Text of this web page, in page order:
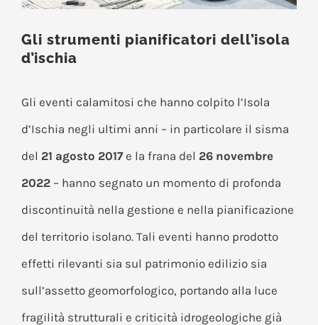
Gli strumenti pianificatori dell’isola
d’ischia
Gli eventi calamitosi che hanno colpito l’Isola
d’Ischia negli ultimi anni – in particolare il sisma
del 21 agosto 2017e la frana del 26 novembre
2022– hanno segnato un momento di profonda
discontinuità nella gestione e nella pianificazione
del territorio isolano. Tali eventi hanno prodotto
effetti rilevanti sia sul patrimonio edilizio sia
sull’assetto geomorfologico, portando alla luce
fragilità strutturali e criticità idrogeologiche già